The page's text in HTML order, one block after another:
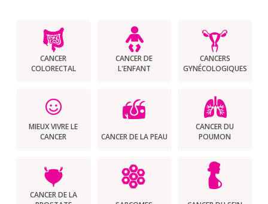
CANCER
COLORECTAL
CANCER DE
L'ENFANT
CANCERS
GYNÉCOLOGIQUES
MIEUX VIVRE LE
CANCER
CANCER DE LA PEAU
CANCER DU
POUMON
CANCER DE LA